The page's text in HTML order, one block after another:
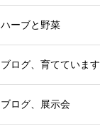
ハーブと野菜
ブログ、育てています
ブログ、展示会